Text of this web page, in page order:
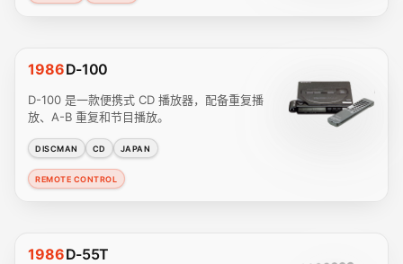
1986D-100
D-100 是一款便携式 CD 播放器，配备重复播
放、A-B 重复和节目播放。
DISCMAN CD JAPAN
REMOTE CONTROL
1986D-55T